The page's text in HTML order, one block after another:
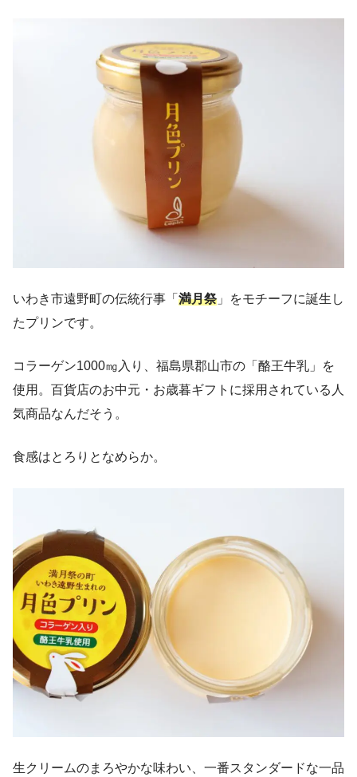
いわき市遠野町の伝統行事「 満月祭 」をモチーフに誕生し
たプリンです。
コラーゲン1000㎎入り、福島県郡山市の「酪王牛乳」を
使用。百貨店のお中元・お歳暮ギフトに採用されている人
気商品なんだそう。
食感はとろりとなめらか。
生クリームのまろやかな味わい、一番スタンダードな一品